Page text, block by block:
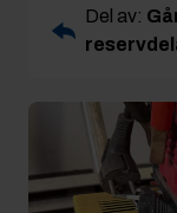
Del av: